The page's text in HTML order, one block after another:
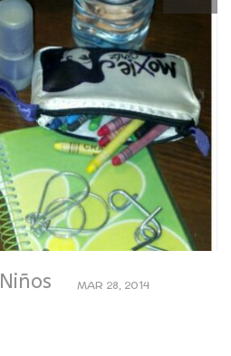
Niños
MAR 28, 2014